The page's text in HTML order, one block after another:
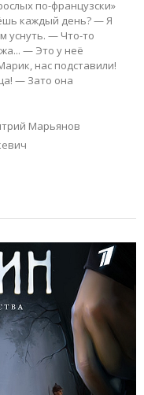
по-французски»
каждый день? — Я
уснуть. — Что-то
— Это у неё
нас подставили!
— Зато она
Марьянов